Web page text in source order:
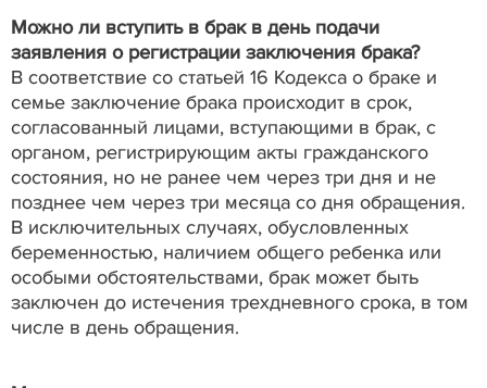
Можно ли вступить в брак в день подачи
заявления о регистрации заключения брака?
В соответствие со статьей 16 Кодекса о браке и
семье заключение брака происходит в срок,
согласованный лицами, вступающими в брак, с
органом, регистрирующим акты гражданского
состояния, но не ранее чем через три дня и не
позднее чем через три месяца со дня обращения.
В исключительных случаях, обусловленных
беременностью, наличием общего ребенка или
особыми обстоятельствами, брак может быть
заключен до истечения трехдневного срока, в том
числе в день обращения.